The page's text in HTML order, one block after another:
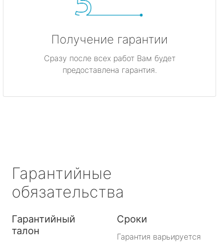
Получение гарантии
Сразу после всех работ Вам будет
предоставлена гарантия.
Гарантийные
обязательства
Гарантийный
талон
Сроки
Гарантия варьируется